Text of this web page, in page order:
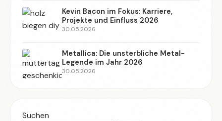
Kevin Bacon im Fokus: Karriere,
Projekte und Einfluss 2026
30.05.2026
Metallica: Die unsterbliche Metal-
Legende im Jahr 2026
30.05.2026
Suchen